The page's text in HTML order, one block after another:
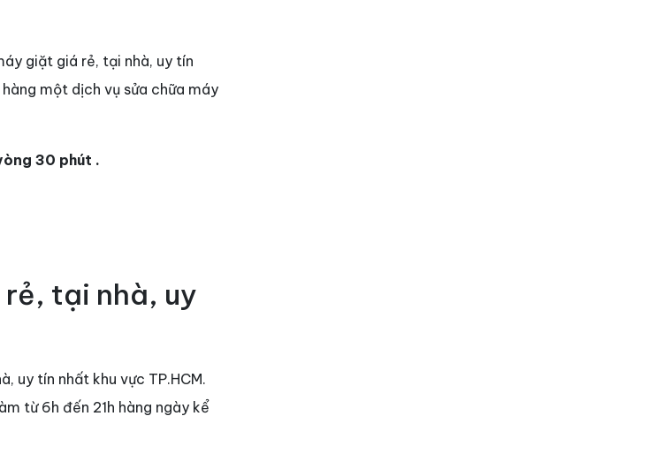
giặt giá rẻ, tại nhà, uy tín
một dịch vụ sửa chữa máy
30 phút .
tại nhà, uy
uy tín nhất khu vực TP.HCM.
từ 6h đến 21h hàng ngày kể